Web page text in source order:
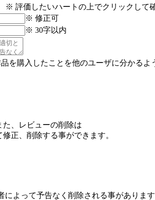
※ 評価したいハートの上でクリックして
※ 修正可
※ 30字以内
を購入したことを他のユーザに分かる
、レビューの削除は
正、削除する事ができます。
よって予告なく削除される事があります